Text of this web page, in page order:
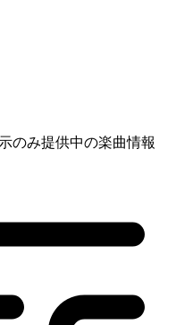
のみ提供中の楽曲情報